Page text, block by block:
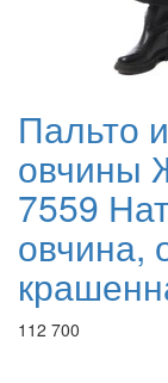
Пальто
овчины
7559
овчина,
112 700